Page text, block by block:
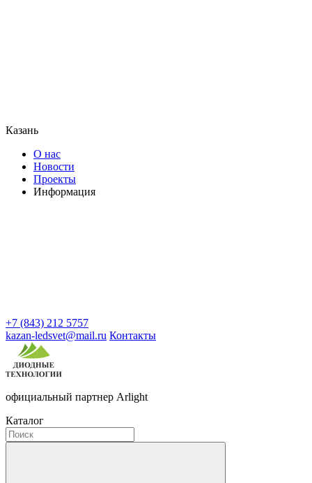
Казань
О нас
Новости
Проекты
Информация
+7 (843) 212 5757
kazan-ledsvet@mail.ru Контакты
официальный партнер Arlight
Каталог